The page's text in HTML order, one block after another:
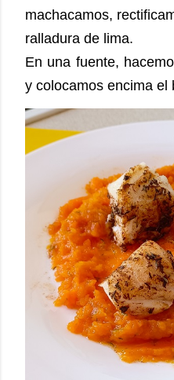
machacamos,
ralladura de lima.
En una fuente,
y colocamos encima el